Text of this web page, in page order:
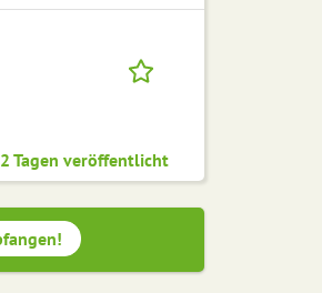
Tagen veröffentlicht